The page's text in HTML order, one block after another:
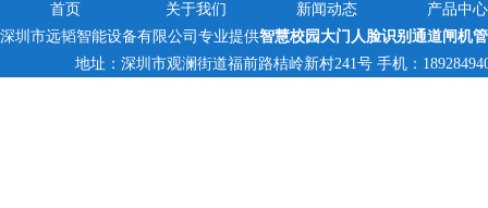
首页 关于我们 新闻动态
产品中心
深圳市远韬智能设备有限公司专业提供智慧校园大门人脸识别通道闸机
地址：深圳市观澜街道福前路桔岭新村241号 手机：